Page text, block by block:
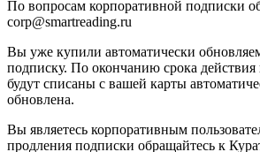
По вопросам корпоративной подписки
corp@smartreading.ru
Вы уже купили автоматически
подписку. По окончанию срока действия
будут списаны с вашей карты
обновлена.
Вы являетесь корпоративным
продления подписки обращайтесь к